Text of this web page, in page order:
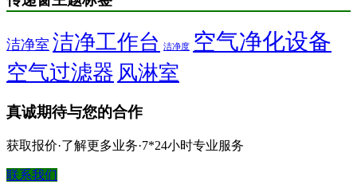
洁净室 洁净工作台 洁净度 空气净化设备
空气过滤器 风淋室
真诚期待与您的合作
获取报价·了解更多业务·7*24小时专业服务
联系我们